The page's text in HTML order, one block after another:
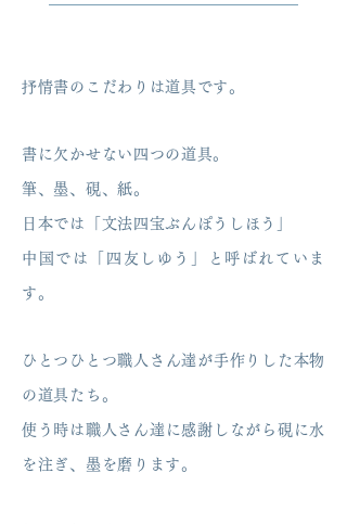
抒情書のこだわりは道具です。
書に欠かせない四つの道具。
筆、墨、硯、紙。
日本では「文法四宝ぶんぽうしほう」
中国では「四友しゆう」と呼ばれていま
す。
ひとつひとつ職人さん達が手作りした本物
の道具たち。
使う時は職人さん達に感謝しながら硯に水
を注ぎ、 墨を磨ります。